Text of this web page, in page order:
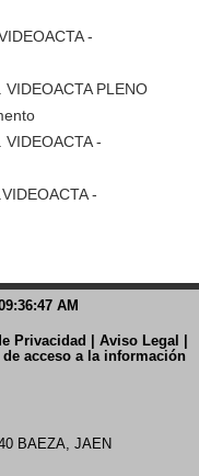
-
PLENO
-
-
AM
Privacidad Aviso Legal
acceso a la información
BAEZA, JAEN